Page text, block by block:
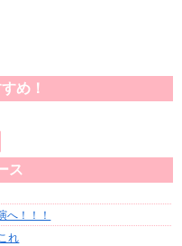
め！
ス
へ！！！
れ